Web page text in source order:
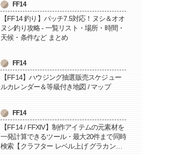
FF14
【FF14 釣り】パッチ7.5対応！ヌシ＆オオ
ヌシ釣り攻略 - 一覧リスト・場所・時間・
天候・条件など まとめ
FF14
【FF14】ハウジング抽選販売スケジュー
ルカレンダー＆等級付き地図 / マップ
FF14
【FF14 / FFXIV】制作アイテムの元素材を
一発計算できるツール・最大20件まで同時
検索【クラフター レベル上げ グラカン納